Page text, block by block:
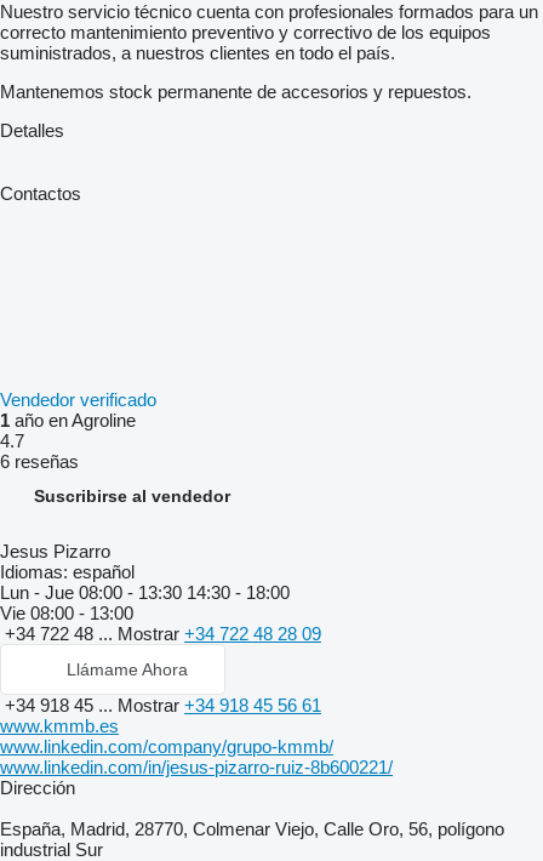
Nuestro servicio técnico cuenta con profesionales formados para un
correcto mantenimiento preventivo y correctivo de los equipos
suministrados, a nuestros clientes en todo el país.
Mantenemos stock permanente de accesorios y repuestos.
Detalles
Contactos
Vendedor verificado
1 año en Agroline
4.7
6 reseñas
Suscribirse al vendedor
Jesus Pizarro
Idiomas: español
Lun - Jue 08:00 - 13:30 14:30 - 18:00
Vie 08:00 - 13:00
+34 722 48 ... Mostrar +34 722 48 28 09
Llámame Ahora
+34 918 45 ... Mostrar +34 918 45 56 61
www.kmmb.es
www.linkedin.com/company/grupo-kmmb/
www.linkedin.com/in/jesus-pizarro-ruiz-8b600221/
Dirección
España, Madrid, 28770, Colmenar Viejo, Calle Oro, 56, polígono
industrial Sur